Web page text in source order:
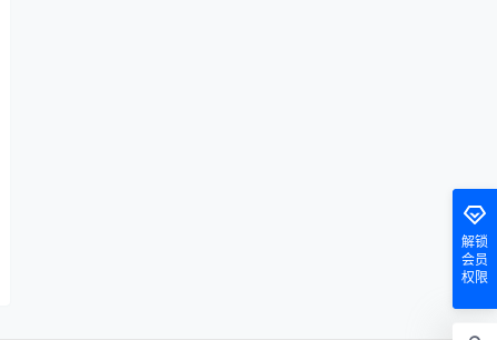
解锁
会员
权限